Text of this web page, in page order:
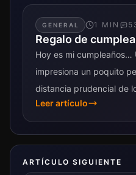
GENERAL 1 MIN
Regalo de
Hoy es mi cumpleaños…
impresiona un poquito
distancia prudencial de
para mí y para ustedes
Leer artículo
ARTÍCULO SIGUIENTE